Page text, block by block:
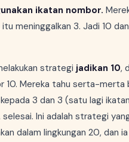
ikatan nombor.
meninggalkan 3. Jadi 10
strategi jadikan 10,
10. Mereka tahu serta-
3 dan 3 (satu lagi
selesai. Ini adalah strategi
dalam lingkungan 20, dan